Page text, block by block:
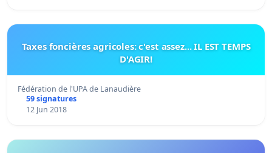
Taxes foncières agricoles: c'est assez... IL EST TEMPS
D'AGIR!
Fédération de l'UPA de Lanaudière
59 signatures
12 Jun 2018